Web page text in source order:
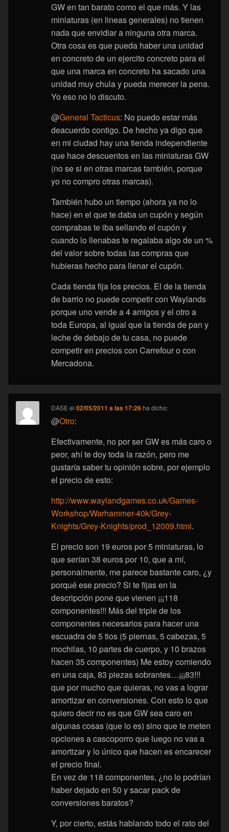
GW en tan barato como el que más. Y las
miniaturas (en lineas generales) no tienen
nada que envidiar a ninguna otra marca.
Otra cosa es que pueda haber una unidad
en concreto de un ejercito concreto para el
que una marca en concreto ha sacado una
unidad muy chula y pueda merecer la pena.
Yo eso no lo discuto.
@General Tacticus: No puedo estar más
deacuerdo contigo. De hecho ya digo que
en mi ciudad hay una tienda independiente
que hace descuentos en las miniaturas GW
(no se si en otras marcas también, porque
yo no compro otras marcas).
También hubo un tiempo (ahora ya no lo
hace) en el que te daba un cupón y según
comprabas te iba sellando el cupón y
cuando lo llenabas te regalaba algo de un %
del valor sobre todas las compras que
hubieras hecho para llenar el cupón.
Cada tienda fija los precios. El de la tienda
de barrio no puede competir con Waylands
porque uno vende a 4 amigos y el otro a
toda Europa, al igual que la tienda de pan y
leche de debajo de tu casa, no puede
competir en precios con Carrefour o con
Mercadona.
DASE el02/05/2011 a las 17:26 ha dicho:
@Otro:
Efectivamente, no por ser GW es más caro o
peor, ahí te doy toda la razón, pero me
gustaría saber tu opinión sobre, por ejemplo
el precio de esto:
http://www.waylandgames.co.uk/Games-
Workshop/Warhammer-40k/Grey-
Knights/Grey-Knights/prod_12009.html.
El precio son 19 euros por 5 miniaturas, lo
que serían 38 euros por 10, que a mí,
personalmente, me parece bastante caro, ¿y
porqué ese precio? Si te fijas en la
descripción pone que vienen ¡¡¡118
componentes!!! Más del triple de los
componentes necesarios para hacer una
escuadra de 5 tios (5 piernas, 5 cabezas, 5
mochilas, 10 partes de cuerpo, y 10 brazos
hacen 35 componentes) Me estoy comiendo
en una caja, 83 piezas sobrantes…¡¡¡83!!!
que por mucho que quieras, no vas a lograr
amortizar en conversiones. Con esto lo que
quiero decir no es que GW sea caro en
algunas cosas (que lo es) sino que te meten
opciones a cascoporro que luego no vas a
amortizar y lo único que hacen es encarecer
el precio final.
En vez de 118 componentes, ¿no lo podrían
haber dejado en 50 y sacar pack de
conversiones baratos?
Y, por cierto, estás hablando todo el rato del